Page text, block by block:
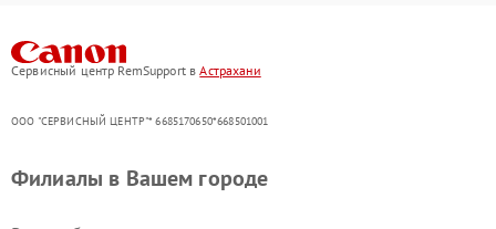
Сервисный центр RemSupport вАстрахани
ООО "СЕРВИСНЫЙ ЦЕНТР"* 6685170650*668501001
Филиалы в Вашем городе